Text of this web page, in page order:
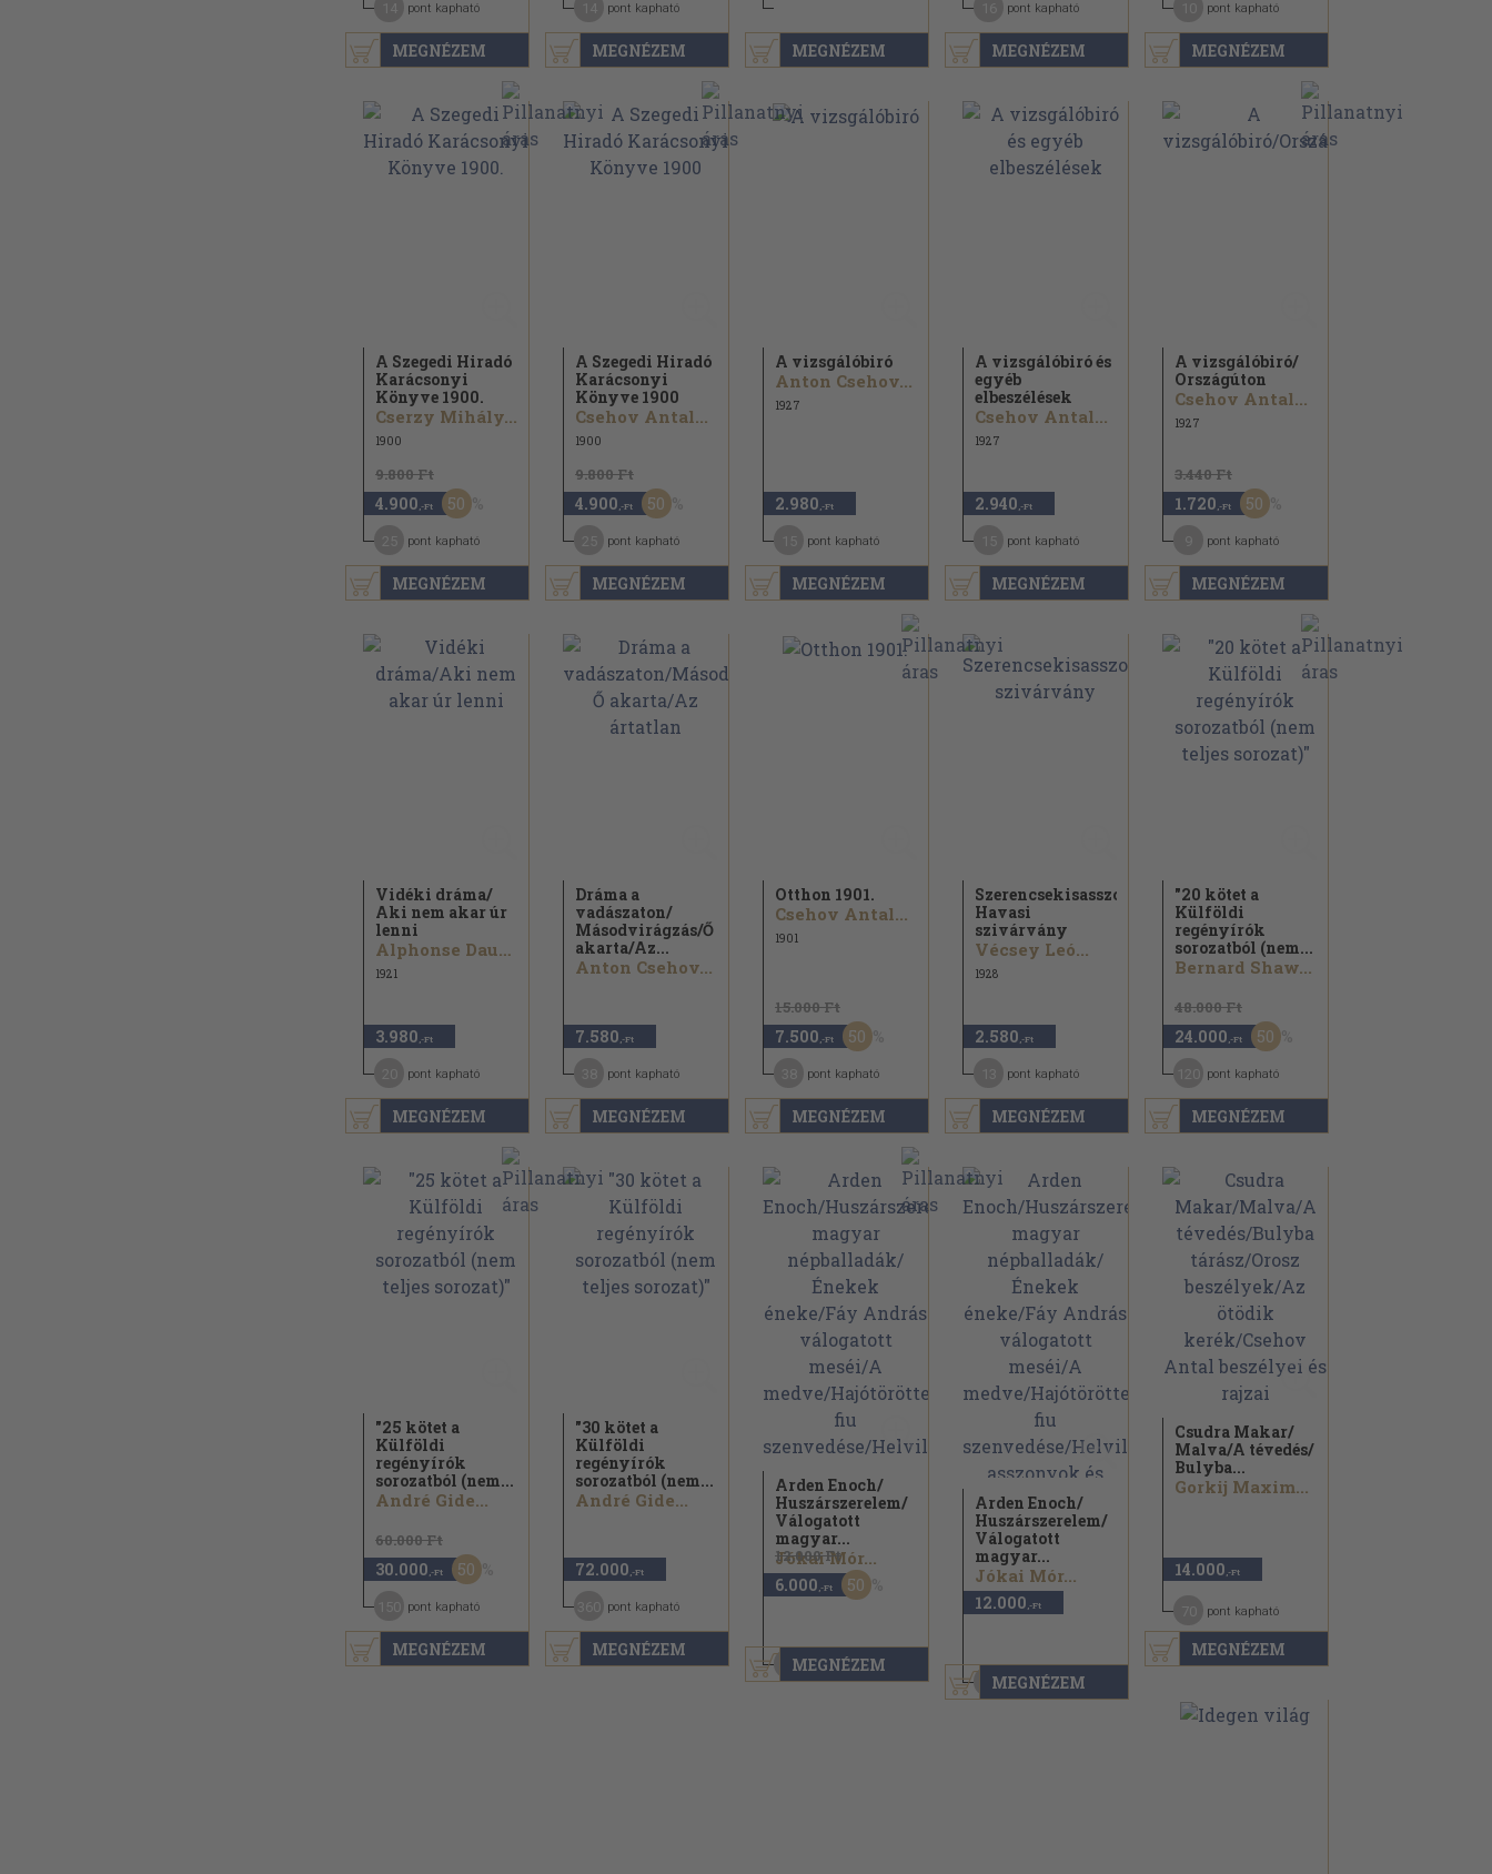
MEGNÉZEM
pont kapható
MEGNÉZEM
pont kapható
MEGNÉZEM MEGNÉZEM
pont kapható
MEGNÉZEM
pont kapható
MEGNÉZEM
A Szegedi Hiradó
Karácsonyi
Könyve 1900.
Cserzy Mihály...
1900
9.800 Ft
4.900 ,-Ft 50
pont kapható
MEGNÉZEM
A Szegedi Hiradó
Karácsonyi
Könyve 1900
Csehov Antal...
1900
9.800 Ft
4.900 ,-Ft 50
pont kapható
MEGNÉZEM
A vizsgálóbiró
Anton Csehov...
1927
2.980 ,-Ft
pont kapható
MEGNÉZEM
A vizsgálóbiró és
egyéb
elbeszélések
Csehov Antal...
1927
2.940 ,-Ft
pont kapható
MEGNÉZEM
A vizsgálóbiró/
Országúton
Csehov Antal...
1927
3.440 Ft
1.720 ,-Ft 50
pont kapható
MEGNÉZEM
Vidéki dráma/
Aki nem akar úr
lenni
Alphonse Daudet...
1921
3.980 ,-Ft
pont kapható
MEGNÉZEM
Dráma a
vadászaton/
Másodvirágzás/Ő
akarta/Az...
Anton Csehov...
7.580 ,-Ft
pont kapható
MEGNÉZEM
Otthon 1901.
Csehov Antal...
1901
15.000 Ft
7.500 ,-Ft 50
pont kapható
MEGNÉZEM
Szerencsekisasszony/
Havasi
szivárvány
Vécsey Leó...
1928
2.580 ,-Ft
pont kapható
MEGNÉZEM
"20 kötet a
Külföldi
regényírók
sorozatból (nem...
Bernard Shaw...
48.000 Ft
24.000 ,-Ft 50
pont kapható
MEGNÉZEM
"25 kötet a
Külföldi
regényírók
sorozatból (nem...
André Gide...
60.000 Ft
30.000 ,-Ft 50
pont kapható
MEGNÉZEM
"30 kötet a
Külföldi
regényírók
sorozatból (nem...
André Gide...
72.000 ,-Ft
pont kapható
MEGNÉZEM
Arden Enoch/
Huszárszerelem/
Válogatott
magyar...
Jókai Mór...
1898
12.000 Ft
6.000 ,-Ft 50
30 pont kapható
MEGNÉZEM
Arden Enoch/
Huszárszerelem/
Válogatott
magyar...
Jókai Mór...
1898
12.000 ,-Ft
60 pont kapható
MEGNÉZEM
Csudra Makar/
Malva/A tévedés/
Bulyba...
Gorkij Maxim...
14.000 ,-Ft
pont kapható